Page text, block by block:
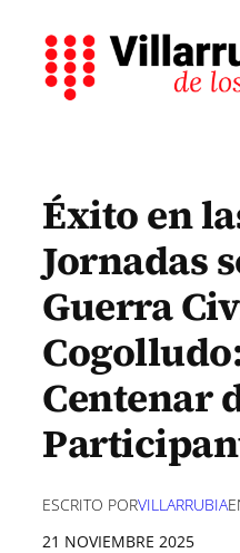
contenido
Éxito en
Jornadas
Guerra
Centenar
ESCRITO PORVILLARRUBIA
21 NOVIEMBRE 2025